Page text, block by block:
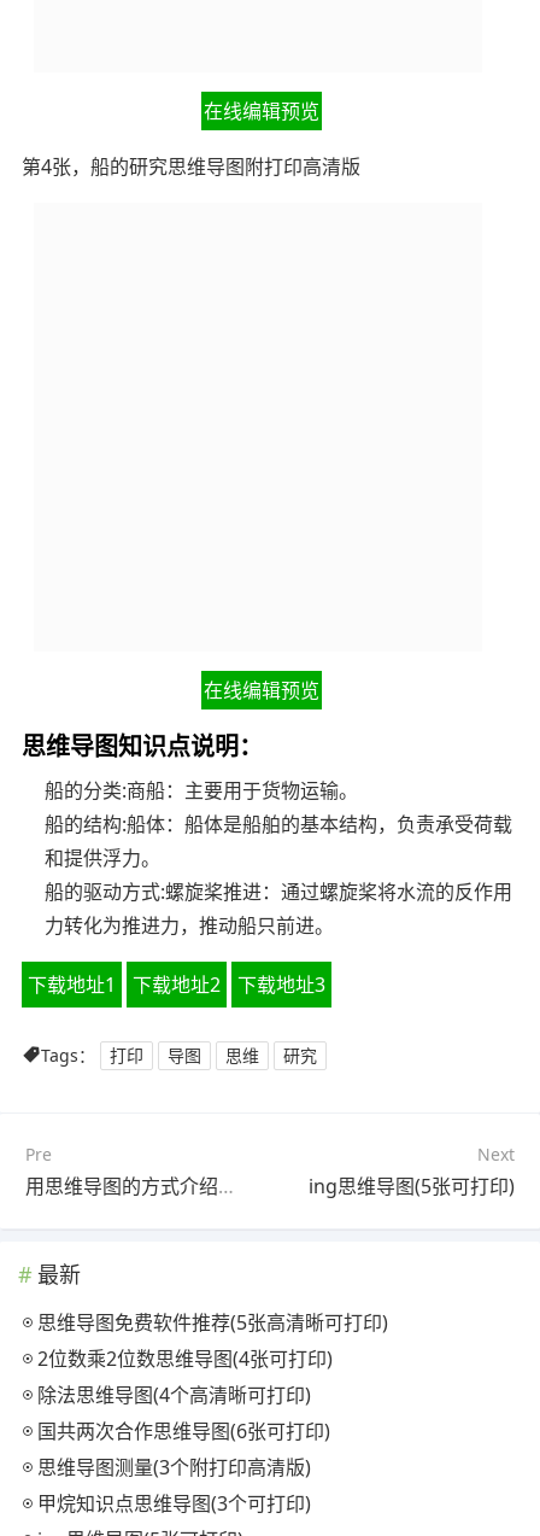
在线编辑预览
第4张，船的研究思维导图附打印高清版
在线编辑预览
思维导图知识点说明：
船的分类:商船：主要用于货物运输。
船的结构:船体：船体是船舶的基本结构，负责承受荷载
和提供浮力。
船的驱动方式:螺旋桨推进：通过螺旋桨将水流的反作用
力转化为推进力，推动船只前进。
下载地址1 下载地址2 下载地址3
Tags： 打印 导图 思维 研究
Pre
用思维导图的方式介绍一本书(6张附下载)
Next
ing思维导图(5张可打印)
最新
思维导图免费软件推荐(5张高清晰可打印)
2位数乘2位数思维导图(4张可打印)
除法思维导图(4个高清晰可打印)
国共两次合作思维导图(6张可打印)
思维导图测量(3个附打印高清版)
甲烷知识点思维导图(3个可打印)